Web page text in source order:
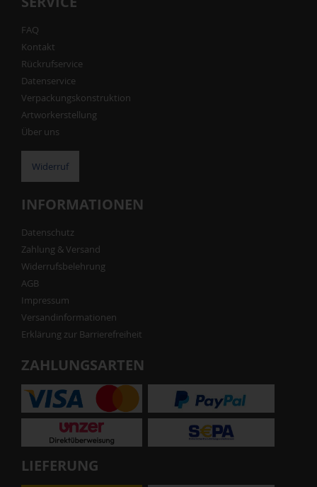
FAQ
Kontakt
Rückrufservice
Datenservice
Verpackungskonstruktion
Artworkerstellung
Über uns
Widerruf
INFORMATIONEN
Datenschutz
Zahlung & Versand
Widerrufsbelehrung
AGB
Impressum
Versandinformationen
Erklärung zur Barrierefreiheit
ZAHLUNGSARTEN
LIEFERUNG